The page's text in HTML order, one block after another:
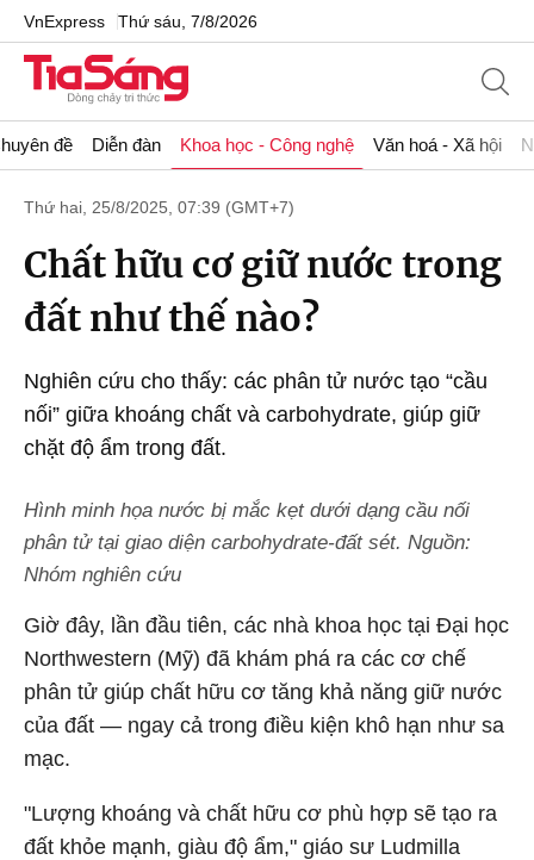
VnExpress Thứ sáu, 7/8/2026
đề Diễn đàn Khoa học - Công nghệ Văn hoá - Xã hội
Thứ hai, 25/8/2025, 07:39 (GMT+7)
Chất hữu cơ giữ nước trong
đất như thế nào?
Nghiên cứu cho thấy: các phân tử nước tạo “cầu
nối” giữa khoáng chất và carbohydrate, giúp giữ
chặt độ ẩm trong đất.
Hình minh họa nước bị mắc kẹt dưới dạng cầu nối
phân tử tại giao diện carbohydrate-đất sét. Nguồn:
Nhóm nghiên cứu
Giờ đây, lần đầu tiên, các nhà khoa học tại Đại học
Northwestern (Mỹ) đã khám phá ra các cơ chế
phân tử giúp chất hữu cơ tăng khả năng giữ nước
của đất — ngay cả trong điều kiện khô hạn như sa
mạc.
"Lượng khoáng và chất hữu cơ phù hợp sẽ tạo ra
đất khỏe mạnh, giàu độ ẩm," giáo sư Ludmilla